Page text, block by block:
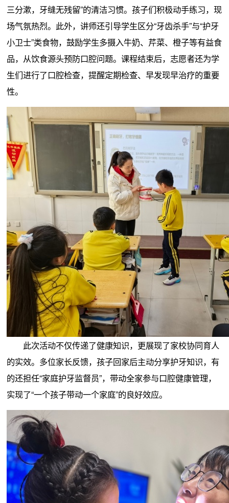
三分漱，牙缝无残留”的清洁习惯。孩子们积极动手练习，现
场气氛热烈。此外，讲师还引导学生区分“牙齿杀手”与“护牙
小卫士”类食物，鼓励学生多摄入牛奶、芹菜、橙子等有益食
品，从饮食源头预防口腔问题。课程结束后，志愿者还为学
生们进行了口腔检查，提醒定期检查、早发现早治疗的重要
性。
此次活动不仅传递了健康知识，更展现了家校协同育人
的实效。多位家长反馈，孩子回家后主动分享护牙知识，有
的还担任“家庭护牙监督员”，带动全家参与口腔健康管理，
实现了“一个孩子带动一个家庭”的良好效应。